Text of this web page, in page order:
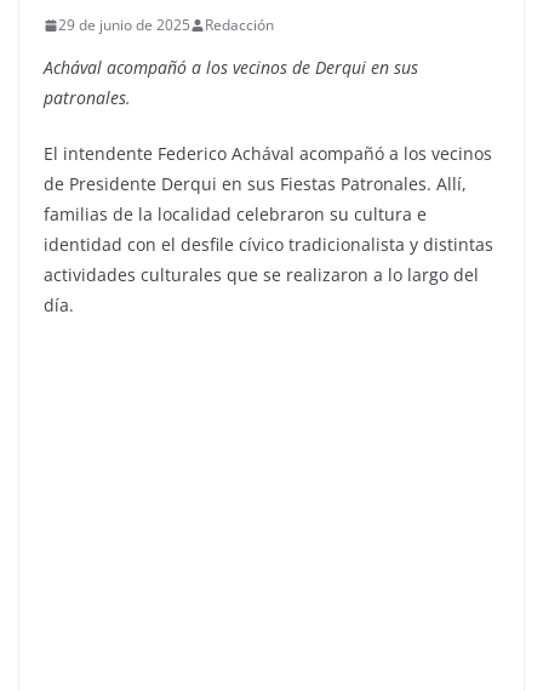
29 de junio de 2025 Redacción
Achával acompañó a los vecinos de Derqui en sus
patronales.
El intendente Federico Achával acompañó a los vecinos
de Presidente Derqui en sus Fiestas Patronales. Allí,
familias de la localidad celebraron su cultura e
identidad con el desfile cívico tradicionalista y distintas
actividades culturales que se realizaron a lo largo del
día.